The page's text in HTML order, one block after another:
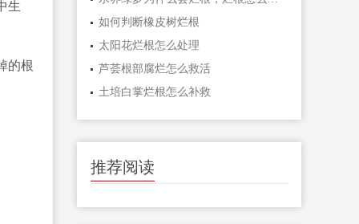
生
的根
如何判断橡皮树烂根
太阳花烂根怎么处理
芦荟根部腐烂怎么救活
土培白掌烂根怎么补救
推荐阅读